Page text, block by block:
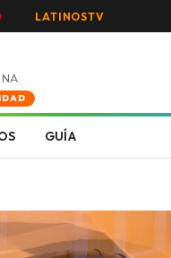
LATINOSTV
GUÍA